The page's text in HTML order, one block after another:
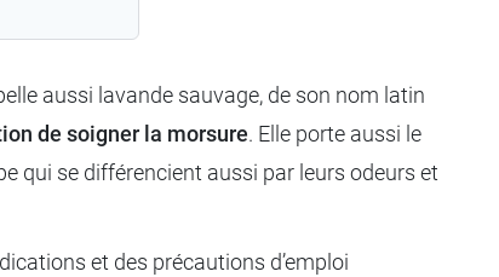
aussi lavande sauvage, de son nom latin
de soigner la morsure. Elle porte aussi le
qui se différencient aussi par leurs odeurs et
et des précautions d’emploi